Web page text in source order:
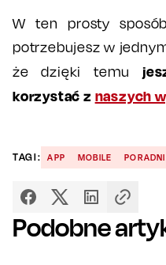
W ten prosty
potrzebujesz w
że dzięki temu
korzystać z naszych
TAGI: APP MOBILE
Podobne